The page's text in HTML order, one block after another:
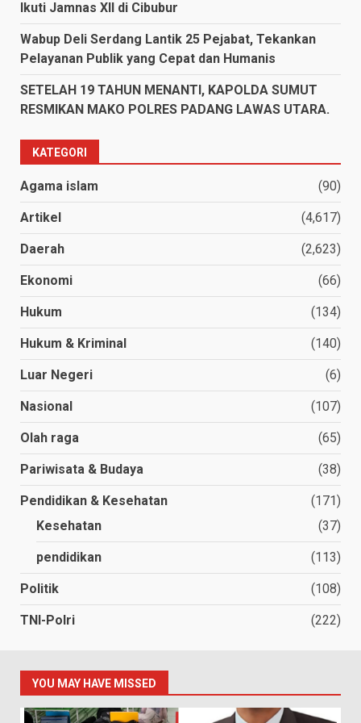
Ikuti Jamnas XII di Cibubur
Wabup Deli Serdang Lantik 25 Pejabat, Tekankan
Pelayanan Publik yang Cepat dan Humanis
SETELAH 19 TAHUN MENANTI, KAPOLDA SUMUT
RESMIKAN MAKO POLRES PADANG LAWAS UTARA.
KATEGORI
Agama islam (90)
Artikel (4,617)
Daerah (2,623)
Ekonomi (66)
Hukum (134)
Hukum & Kriminal (140)
Luar Negeri (6)
Nasional (107)
Olah raga (65)
Pariwisata & Budaya (38)
Pendidikan & Kesehatan
(171)
Kesehatan
(37)
pendidikan (113)
Politik (108)
TNI-Polri (222)
YOU MAY HAVE MISSED